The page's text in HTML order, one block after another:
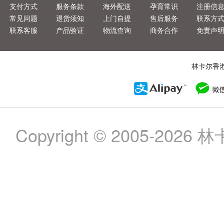
支付方式
常见问题
联系客服
服务条款
退货须知
产品验证
海外配送
上门自提
物流查询
孕育常识
售后服务
商务合作
注册信
联系方
免责声
林卡尔香
Copyright © 2005-2026 林